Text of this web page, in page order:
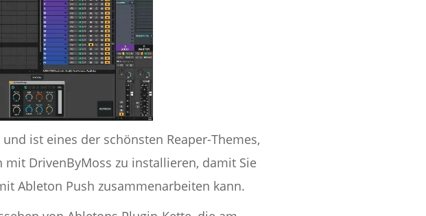
ist eines der schönsten Reaper-Themes,
DrivenByMoss zu installieren, damit Sie
Ableton Push zusammenarbeiten kann.